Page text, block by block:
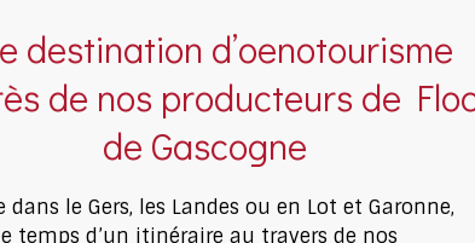
destination d’oenotourisme
de nos producteurs de
de Gascogne
dans le Gers, les Landes ou en Lot et Garonne,
temps d’un itinéraire au travers de nos